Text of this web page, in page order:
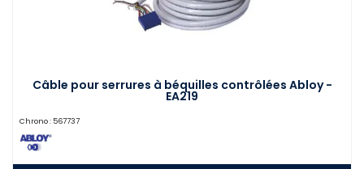
Câble pour serrures à béquilles contrôlées Abloy -
EA219
Chrono : 567737